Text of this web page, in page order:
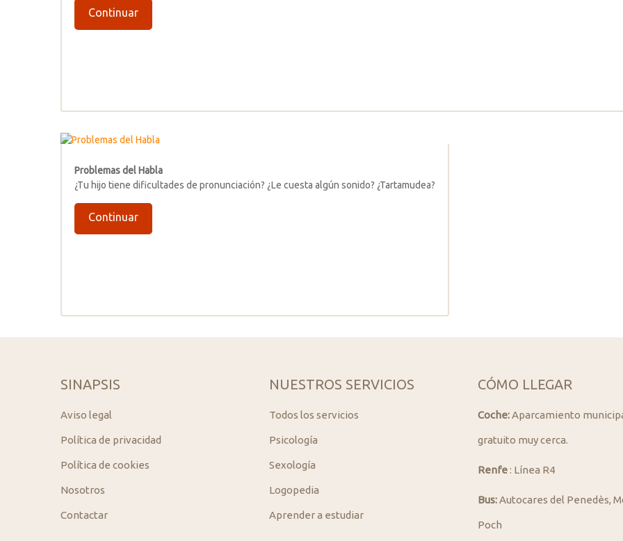
Continuar
Problemas del Habla
¿Tu hijo tiene dificultades de pronunciación? ¿Le cuesta algún sonido? ¿Tartamudea?
Continuar
SINAPSIS
Aviso legal
Política de privacidad
Política de cookies
Nosotros
Contactar
NUESTROS SERVICIOS
Todos los servicios
Psicología
Sexología
Logopedia
Aprender a estudiar
CÓMO LLEGAR
Coche:Aparcamiento
gratuito muy cerca.
Renfe : Línea R4
Bus:Autocares del Penedès,
Poch